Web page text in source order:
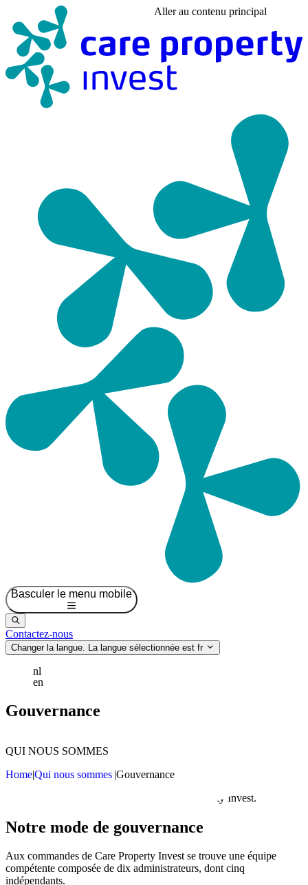
Aller au contenu principal
Basculer le menu mobile
Contactez‑nous
Changer la langue. La langue sélectionnée est fr
nl
en
Qui nous sommes
Investisseurs
Contactez‑nous
Gouvernance
QUI NOUS SOMMES
Home|Qui nous sommes |Gouvernance
Notre mode de gouvernance
Aux commandes de Care Property Invest se trouve une équipe
compétente composée de dix administrateurs, dont cinq
indépendants.